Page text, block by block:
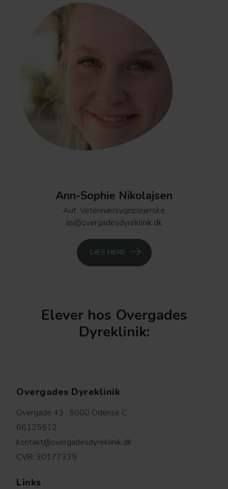
Ann-Sophie Nikolajsen
Aut. Veterinærsygeplejerske
as@overgadesdyreklinik.dk
LÆS MERE
Elever hos Overgades
Dyreklinik:
Overgades Dyreklinik
Overgade 43 , 5000 Odense C
66125512
kontakt@overgadesdyreklinik.dk
CVR: 30177339
Links